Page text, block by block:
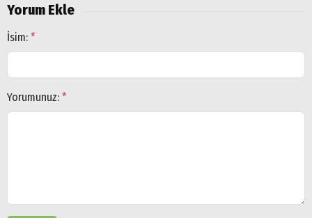
Yorum Ekle
İsim: *
Yorumunuz: *